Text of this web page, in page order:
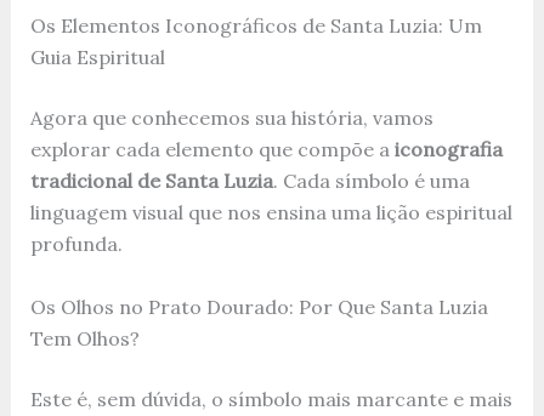
Os Elementos Iconográficos de Santa Luzia: Um
Guia Espiritual
Agora que conhecemos sua história, vamos
explorar cada elemento que compõe a iconografia
tradicional de Santa Luzia. Cada símbolo é uma
linguagem visual que nos ensina uma lição espiritual
profunda.
Os Olhos no Prato Dourado: Por Que Santa Luzia
Tem Olhos?
Este é, sem dúvida, o símbolo mais marcante e mais